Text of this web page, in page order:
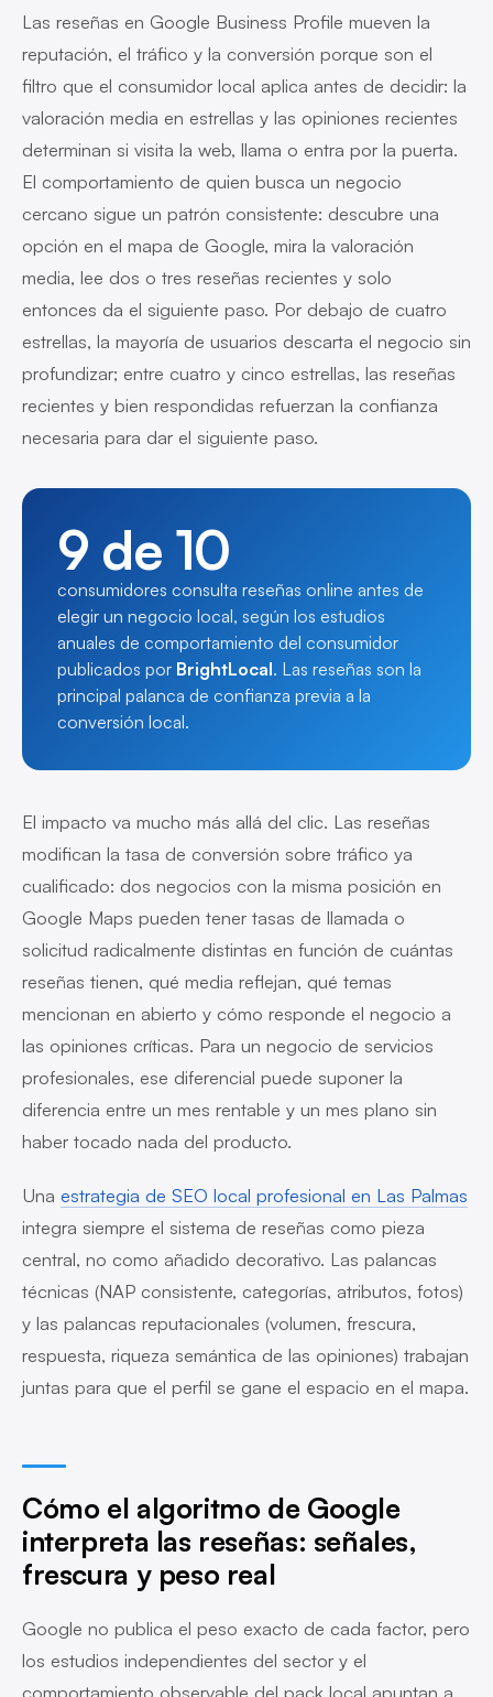
Las reseñas en Google Business Profile mueven la
reputación, el tráfico y la conversión porque son el
filtro que el consumidor local aplica antes de decidir: la
valoración media en estrellas y las opiniones recientes
determinan si visita la web, llama o entra por la puerta.
El comportamiento de quien busca un negocio
cercano sigue un patrón consistente: descubre una
opción en el mapa de Google, mira la valoración
media, lee dos o tres reseñas recientes y solo
entonces da el siguiente paso. Por debajo de cuatro
estrellas, la mayoría de usuarios descarta el negocio sin
profundizar; entre cuatro y cinco estrellas, las reseñas
recientes y bien respondidas refuerzan la confianza
necesaria para dar el siguiente paso.
9 de 10
consumidores consulta reseñas online antes de
elegir un negocio local, según los estudios
anuales de comportamiento del consumidor
publicados por BrightLocal. Las reseñas son la
principal palanca de confianza previa a la
conversión local.
El impacto va mucho más allá del clic. Las reseñas
modifican la tasa de conversión sobre tráfico ya
cualificado: dos negocios con la misma posición en
Google Maps pueden tener tasas de llamada o
solicitud radicalmente distintas en función de cuántas
reseñas tienen, qué media reflejan, qué temas
mencionan en abierto y cómo responde el negocio a
las opiniones críticas. Para un negocio de servicios
profesionales, ese diferencial puede suponer la
diferencia entre un mes rentable y un mes plano sin
haber tocado nada del producto.
Una estrategia de SEO local profesional en Las Palmas
integra siempre el sistema de reseñas como pieza
central, no como añadido decorativo. Las palancas
técnicas (NAP consistente, categorías, atributos, fotos)
y las palancas reputacionales (volumen, frescura,
respuesta, riqueza semántica de las opiniones) trabajan
juntas para que el perfil se gane el espacio en el mapa.
Cómo el algoritmo de Google
interpreta las reseñas: señales,
frescura y peso real
Google no publica el peso exacto de cada factor, pero
los estudios independientes del sector y el
comportamiento observable del pack local apuntan a